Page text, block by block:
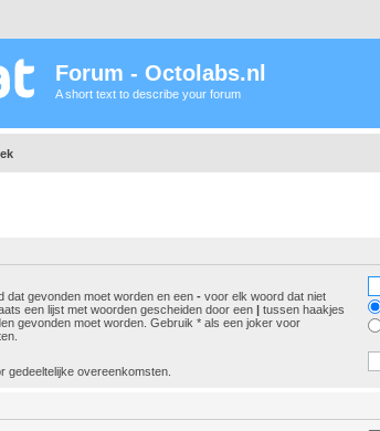
Forum - Octolabs.nl
A short text to describe your forum
dat gevonden moet worden en een - voor elk woord dat niet
een lijst met woorden gescheiden door een | tussen haakjes
gevonden moet worden. Gebruik * als een joker voor
gedeeltelijke overeenkomsten.